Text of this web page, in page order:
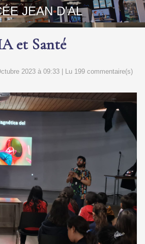
JEAN D'AL
et Santé
2023 à 09:33 | Lu 199 commentaire(s)